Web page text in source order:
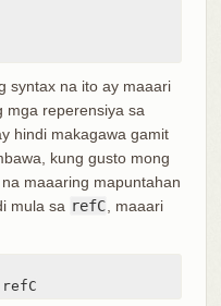
syntax na ito ay maaari
mga reperensiya sa
hindi makagawa gamit
kung gusto mong
maaaring mapuntahan
mula sa refC , maaari